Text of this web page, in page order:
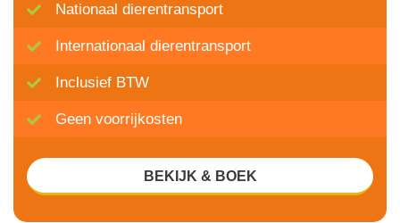
Nationaal dierentransport
Internationaal dierentransport
Inclusief BTW
Geen voorrijkosten
BEKIJK & BOEK